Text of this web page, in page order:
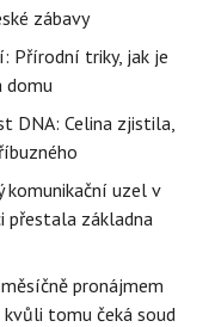
zábavy
Přírodní triky, jak je
domu
DNA: Celina zjistila,
komunikační uzel v
přestala základna
pronájmem
tomu čeká soud